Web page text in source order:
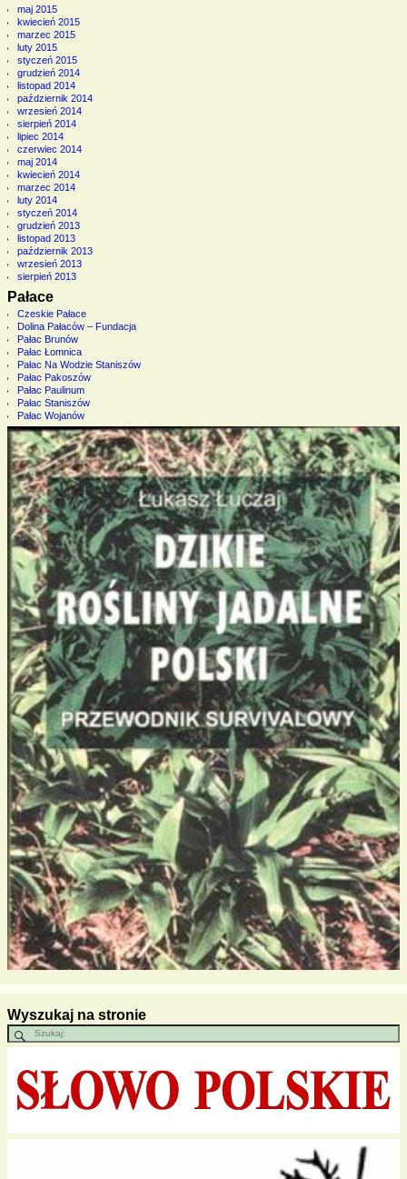
maj 2015
kwiecień 2015
marzec 2015
luty 2015
styczeń 2015
grudzień 2014
listopad 2014
październik 2014
wrzesień 2014
sierpień 2014
lipiec 2014
czerwiec 2014
maj 2014
kwiecień 2014
marzec 2014
luty 2014
styczeń 2014
grudzień 2013
listopad 2013
październik 2013
wrzesień 2013
sierpień 2013
Pałace
Czeskie Pałace
Dolina Pałaców – Fundacja
Pałac Brunów
Pałac Łomnica
Pałac Na Wodzie Staniszów
Pałac Pakoszów
Pałac Paulinum
Pałac Staniszów
Pałac Wojanów
Wyszukaj na stronie